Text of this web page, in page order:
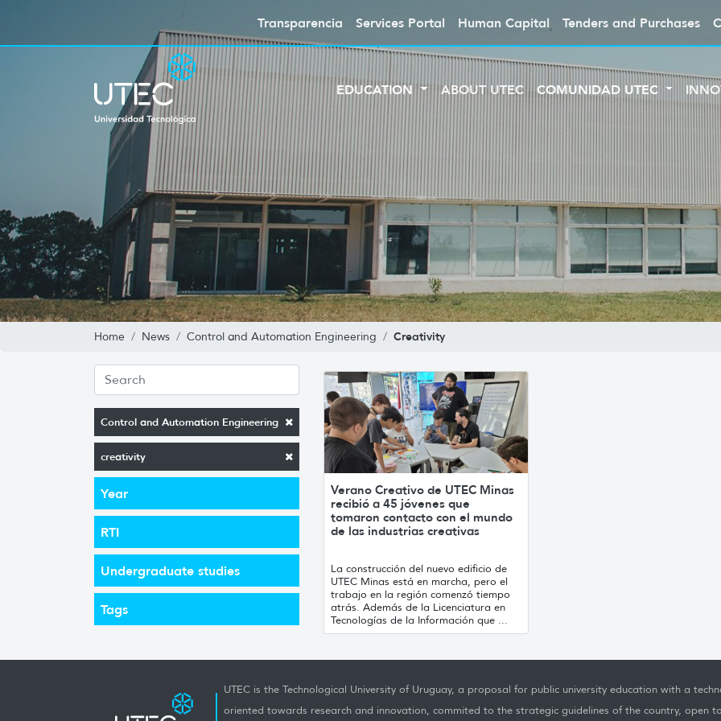
Transparencia Services Portal Human Capital Tenders and Purchases
EDUCATION ABOUT UTEC COMUNIDAD UTEC
Home News Control and Automation Engineering Creativity
Control and Automation Engineering
creativity
Year
RTI
Undergraduate studies
Tags
Verano Creativo de UTEC Minas
recibió a 45 jóvenes que
tomaron contacto con el mundo
de las industrias creativas
La construcción del nuevo edificio de
UTEC Minas está en marcha, pero el
trabajo en la región comenzó tiempo
atrás. Además de la Licenciatura en
Tecnologías de la Información que ...
UTEC is the Technological University of Uruguay, a proposal for public university education with a
oriented towards research and innovation, commited to the strategic guidelines of the country, open